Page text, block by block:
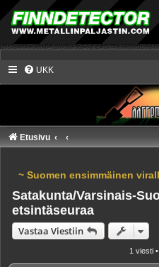
UKK
Etusivu
~ Suomen ensimmäinen
Satakunta/Varsinais-
etsintäseuraa
Vastaa Viestiin
1 viesti